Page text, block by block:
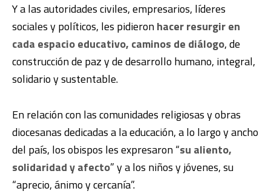
Y a las autoridades civiles, empresarios, líderes
sociales y políticos, les pidieronhacer resurgir en
cada espacio educativo, caminos de diálogo, de
construcción de paz y de desarrollo humano, integral,
solidario y sustentable.
En relación con las comunidades religiosas y obras
diocesanas dedicadas a la educación, a lo largo y ancho
del país, los obispos les expresaron “su aliento,
solidaridad y afecto” y a los niños y jóvenes, su
“aprecio, ánimo y cercanía”.